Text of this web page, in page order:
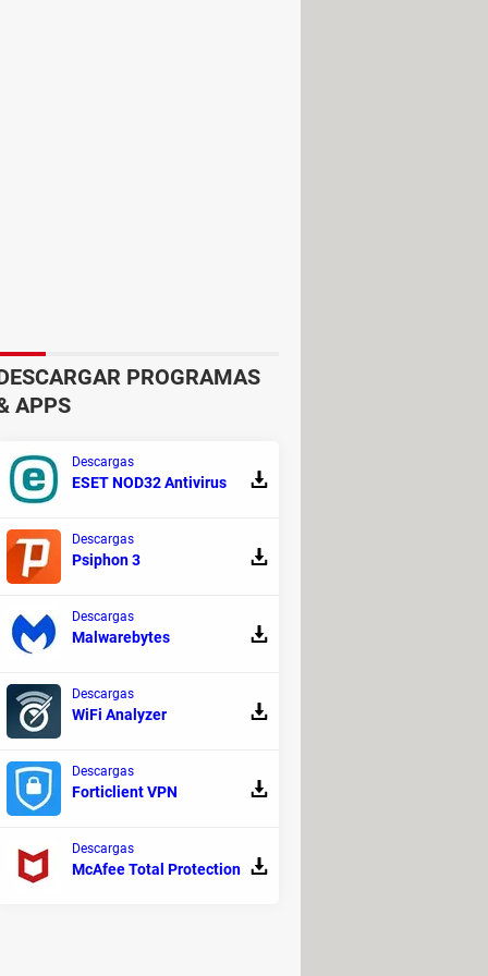
que el localizador de la
que permite detectar los
ahora cualquier teléfono
partir de la versión Android 6.
de rastreo desconocido
manual para saber si tienes
encontrarlo (sin que el
smartphone (si este tiene
espiando, así que
PROGRAMAS
APPS
Descargas
ESET NOD32 Antivirus
Descargas
Psiphon 3
Descargas
Malwarebytes
Descargas
WiFi Analyzer
Descargas
Forticlient VPN
Descargas
McAfee Total Protection